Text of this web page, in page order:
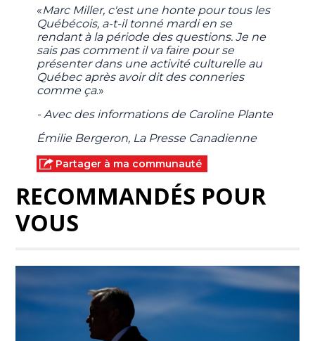
«Marc Miller, c'est une honte pour tous les
Québécois, a-t-il tonné mardi en se
rendant à la période des questions. Je ne
sais pas comment il va faire pour se
présenter dans une activité culturelle au
Québec après avoir dit des conneries
comme ça.»
- Avec des informations de Caroline Plante
Émilie Bergeron, La Presse Canadienne
Partager à ma communauté
RECOMMANDÉS POUR
VOUS